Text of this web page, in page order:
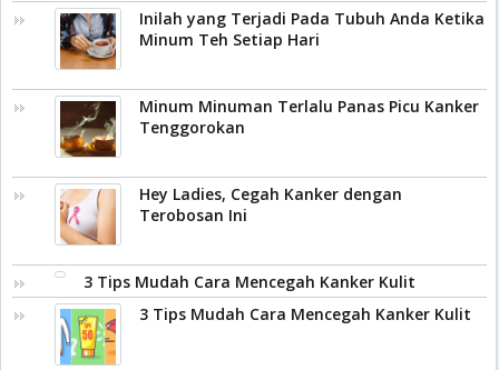
Inilah yang Terjadi Pada Tubuh Anda Ketika
Minum Teh Setiap Hari
Minum Minuman Terlalu Panas Picu Kanker
Tenggorokan
Hey Ladies, Cegah Kanker dengan
Terobosan Ini
3 Tips Mudah Cara Mencegah Kanker Kulit
3 Tips Mudah Cara Mencegah Kanker Kulit